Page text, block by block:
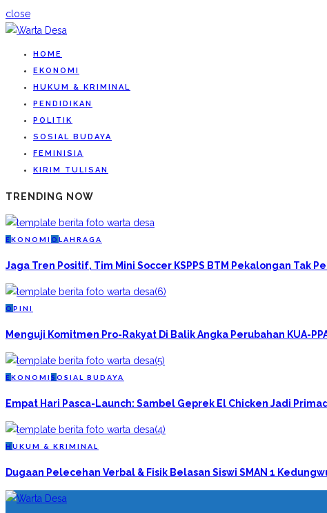
close
HOME
EKONOMI
HUKUM & KRIMINAL
PENDIDIKAN
POLITIK
SOSIAL BUDAYA
FEMINISIA
KIRIM TULISAN
TRENDING NOW
EKONOMI O LAHRAGA
Jaga Tren Positif, Tim Mini Soccer KSPPS BTM Pekalongan Tak
O PINI
Menguji Komitmen Pro-Rakyat Di Balik Angka Perubahan KUA-
EKONOMI S OSIAL BUDAYA
Empat Hari Pasca-Launch: Sambel Geprek El Chicken Jadi
H UKUM & KRIMINAL
Dugaan Pelecehan Verbal & Fisik Belasan Siswi SMAN 1